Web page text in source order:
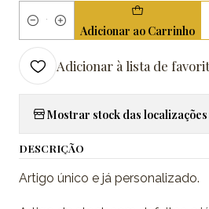
Quantidade Adicionar ao Carrinho
Adicionar à lista de
Mostrar stock das localizações
DESCRIÇÃO
Artigo único e já personalizado.